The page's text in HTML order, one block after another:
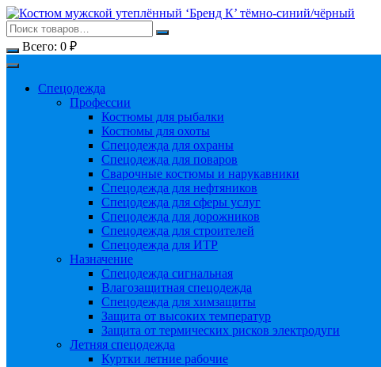
Перейти
к
содержимому
Всего: 0 ₽
Спецодежда
Профессии
Костюмы для рыбалки
Костюмы для охоты
Спецодежда для охраны
Спецодежда для поваров
Сварочные костюмы и нарукавники
Спецодежда для нефтяников
Спецодежда для сферы услуг
Спецодежда для дорожников
Спецодежда для строителей
Спецодежда для ИТР
Назначение
Спецодежда сигнальная
Влагозащитная спецодежда
Спецодежда для химзащиты
Защита от высоких температур
Защита от термических рисков электродуги
Летняя спецодежда
Куртки летние рабочие